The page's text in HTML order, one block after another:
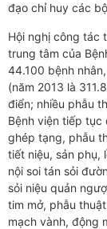
đạo chỉ huy các
Hội nghị công tác
trung tâm của
44.100 bệnh
(năm 2013 là
điển; nhiều phẫu
Bệnh viện tiếp
ghép tạng, phẫu
tiết niệu, sản phụ,
nội soi tán sỏi
sỏi niệu quản
tim mở, phẫu
mạch vành, động